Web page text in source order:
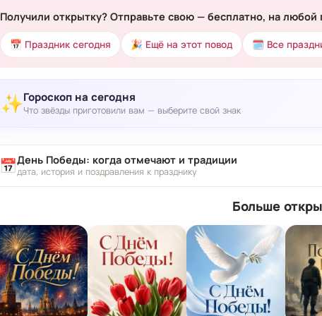
Получили открытку? Отправьте свою — бесплатно, на любой
📅 Праздник сегодня 🎉 Ещё на этот повод 🗓 Все
✨Гороскоп на сегодня
Что звёзды приготовили вам — выберите свой знак
📅День Победы: когда отмечают и традиции
дата, история и поздравления к празднику
Больше